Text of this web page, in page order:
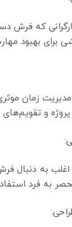
که فرش
برای بهبود
زمان
پروژه و
اغلب به دنبال
به فرد